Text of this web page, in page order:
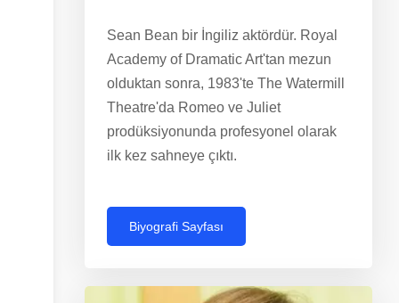
Sean Bean bir İngiliz aktördür. Royal
Academy of Dramatic Art'tan mezun
olduktan sonra, 1983'te The Watermill
Theatre'da Romeo ve Juliet
prodüksiyonunda profesyonel olarak
ilk kez sahneye çıktı.
Biyografi Sayfası